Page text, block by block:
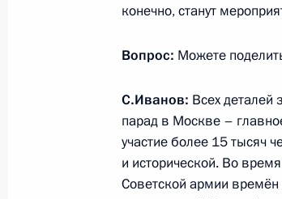
28 мая 2015 года, 16:50
2 мая 2015 года,
Интервью Сергея
конечно, станут
Вопрос: Можете
С.Иванов: Всех
парад в Москве –
участие более 15 тысяч
и исторической. Во
Советской армии